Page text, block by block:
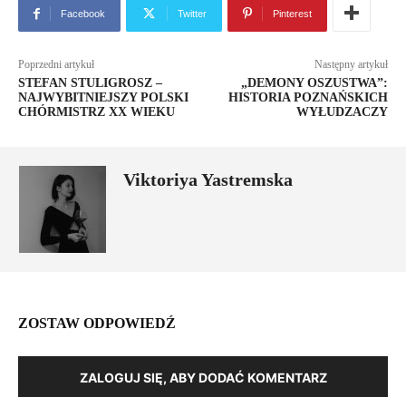
Facebook Twitter Pinterest
Poprzedni artykuł
STEFAN STULIGROSZ –
NAJWYBITNIEJSZY POLSKI
CHÓRMISTRZ XX WIEKU
Następny artykuł
„DEMONY OSZUSTWA”:
HISTORIA POZNAŃSKICH
WYŁUDZACZY
Viktoriya Yastremska
ZOSTAW ODPOWIEDŹ
ZALOGUJ SIĘ, ABY DODAĆ KOMENTARZ